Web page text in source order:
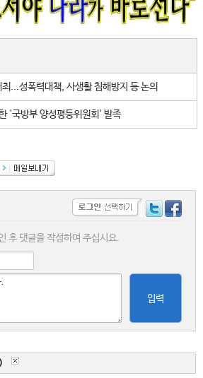
...성폭력대책, 사생활 침해방지 등 논의
'국방부 양성평등위원회' 발족
후 댓글을 작성하여 주십시요.
입력